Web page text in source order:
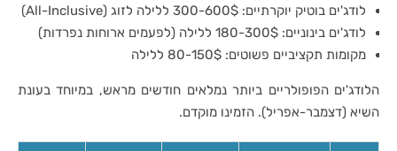
לודג'ים בוטיק יוקרתיים: 300-600$ ללילה לזוג (All-Inclusive)
לודג'ים בינוניים: 180-300$ ללילה (לפעמים ארוחות נפרדות)
מקומות תקציביים פשוטים: 80-150$ ללילה
הלודג'ים הפופולריים ביותר נמלאים חודשים מראש, במיוחד בעונת
השיא (דצמבר-אפריל). הזמינו מוקדם.